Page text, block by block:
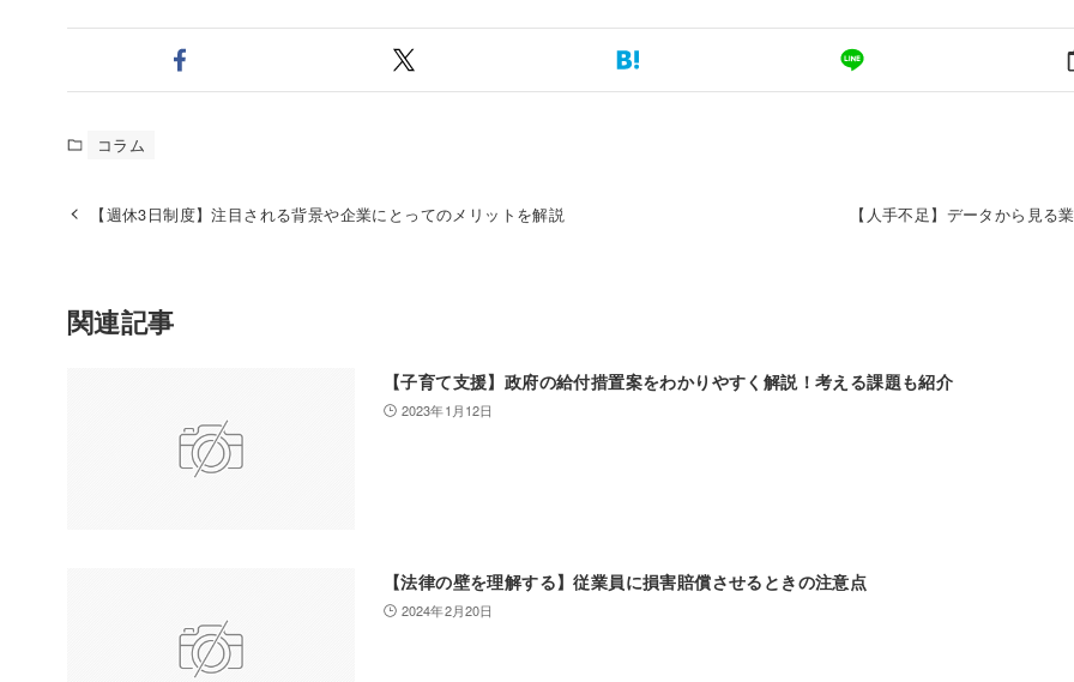
コラム
【週休3日制度】注目される背景や企業にとってのメリットを解説 【人手不足】データから見る
関連記事
【子育て支援】政府の給付措置案をわかりやすく解説！考える課題も紹介
2023年1月12日
【法律の壁を理解する】従業員に損害賠償させるときの注意点
2024年2月20日